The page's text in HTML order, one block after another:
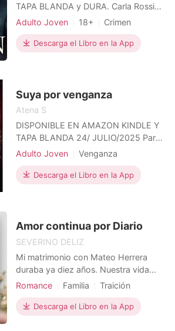
TAPA BLANDA y DURA. Carla Rossi
jamás imaginó que una simple
siempre. A sus 17 años, ha crecido en
las sombras de la incertidumbre, sin
sobrevivir, su única rebeldía es un
Adulto Joven 18+
Crimen
Amor forzado
Primer amor
CEO
Mafia
Descarga el Libro en la App
Suya por venganza
Atena S
DISPONIBLE EN AMAZON KINDLE Y
TAPA BLANDA 24/ JULIO/2025 Parte
1 Leah Bennet es una joven tímida,
protegida hija de un temido policía de
Manhattan. Vive una vida ordenada,
todo. Una noche, Seth
Adulto Joven
Venganza
Amor a primera vista
Policía
Mafia
Encantadora
Descarga el Libro en la App
Amor continua por Diario
SEVERINO DELIZ
Mi matrimonio con Mateo Herrera
duraba ya diez años. Nuestra vida
transcurría, aparentemente, en una
explotó. Descubrí que me engañaba
con Camila, mi prima. Él, con una
Romance Familia
Traición
Venganza
Viaje en el tiempo
Dramático
Descarga el Libro en la App